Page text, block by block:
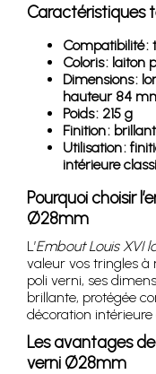
Caractéristiques
Compatibilité
Coloris : laiton
Dimensions :
hauteur 84
Poids : 215 g
Finition :
Utilisation :
intérieure
Pourquoi choisir
Ø28mm
L’Embout Louis XVI
valeur vos tringles à
poli verni, ses
brillante, protégée
décoration intérieure
Les avantages de
verni Ø28mm